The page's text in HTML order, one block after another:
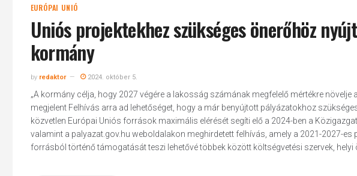
EURÓPAI UNIÓ
Uniós projektekhez szükséges önerőhöz
kormány
by redaktor 2024. október 5.
„A kormány célja, hogy 2027 végére a lakosság számának megfelelő mértékre
megjelent Felhívás arra ad lehetőséget, hogy a már benyújtott pályázatokhoz
közvetlen Európai Uniós források maximális elérését segíti elő a 2024-ben a
valamint a palyazat.gov.hu weboldalakon meghirdetett felhívás, amely a 2021-2027-
forrásból történő támogatását teszi lehetővé többek között költségvetési szervek, helyi